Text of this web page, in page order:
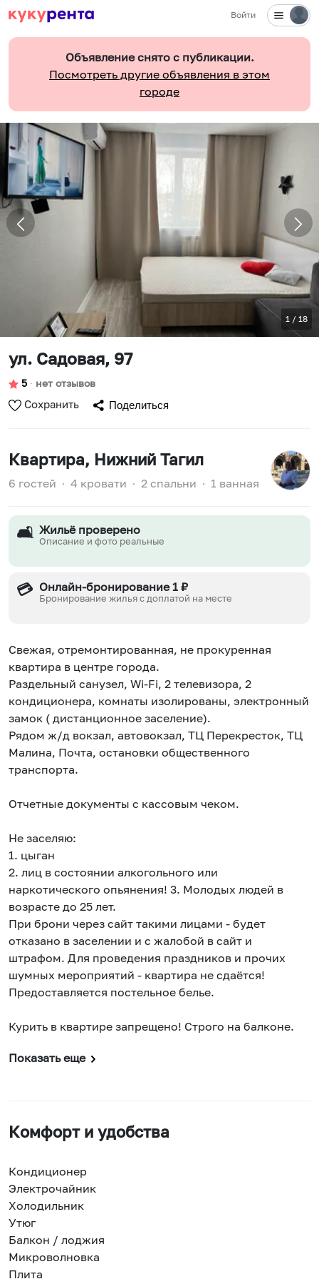
Войти
Объявление снято с публикации.
Посмотреть другие объявления в этом
городе
1 / 18
ул. Садовая, 97
5 ∙ нет отзывов
Сохранить Поделиться
Квартира, Нижний Тагил
6 гостей ∙ 4 кровати ∙ 2 спальни ∙ 1 ванная
🛋️ Жильё проверено
Описание и фото реальные
💳 Онлайн-бронирование 1 ₽
Бронирование жилья с доплатой на месте
Свежая, отремонтированная, не прокуренная
квартира в центре города.
Раздельный санузел, Wi-Fi, 2 телевизора, 2
кондиционера, комнаты изолированы, электронный
замок ( дистанционное заселение).
Рядом ж/д вокзал, автовокзал, ТЦ Перекресток, ТЦ
Малина, Почта, остановки общественного
транспорта.
Отчетные документы с кассовым чеком.
Не заселяю:
1. цыган
2. лиц в состоянии алкогольного или
наркотического опьянения! 3. Молодых людей в
возрасте до 25 лет.
При брони через сайт такими лицами - будет
отказано в заселении и с жалобой в сайт и
штрафом. Для проведения праздников и прочих
шумных мероприятий - квартира не сдаётся!
Предоставляется постельное белье.
Курить в квартире запрещено! Строго на балконе.
Показать еще
Комфорт и удобства
Кондиционер
Электрочайник
Холодильник
Утюг
Балкон / лоджия
Микроволновка
Плита